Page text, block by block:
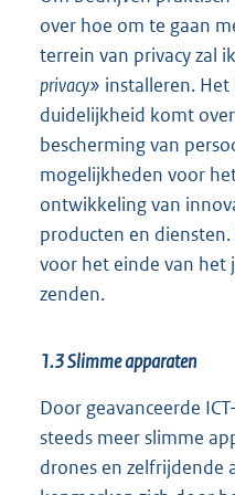
over hoe om te gaan
terrein van privacy zal
privacy» installeren.
duidelijkheid komt
bescherming van
mogelijkheden voor
ontwikkeling van
producten en
voor het einde van het
zenden.
1.3 Slimme apparaten
Door geavanceerde
steeds meer slimme
drones en zelfrijdende